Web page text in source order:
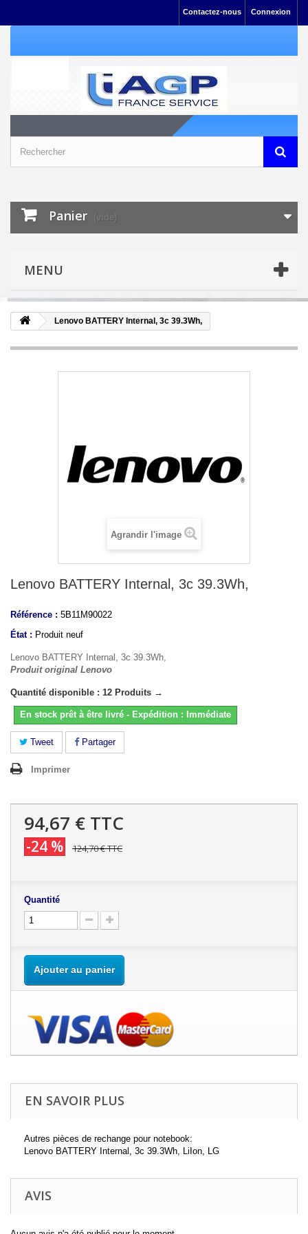
Connexion
Contactez-nous
Panier (vide)
MENU
Lenovo BATTERY Internal, 3c 39.3Wh,
Agrandir l'image
Lenovo BATTERY Internal, 3c 39.3Wh,
Référence : 5B11M90022
État : Produit neuf
Lenovo BATTERY Internal, 3c 39.3Wh,
Produit original Lenovo
Quantité disponible : 12 Produits →
En stock prêt à être livré - Expédition : Immédiate
Tweet Partager
Imprimer
94,67 € TTC
-24 % 124,70 €TTC
Quantité
Ajouter au panier
EN SAVOIR PLUS
Autres pièces de rechange pour notebook:
Lenovo BATTERY Internal, 3c 39.3Wh, LiIon, LG
AVIS